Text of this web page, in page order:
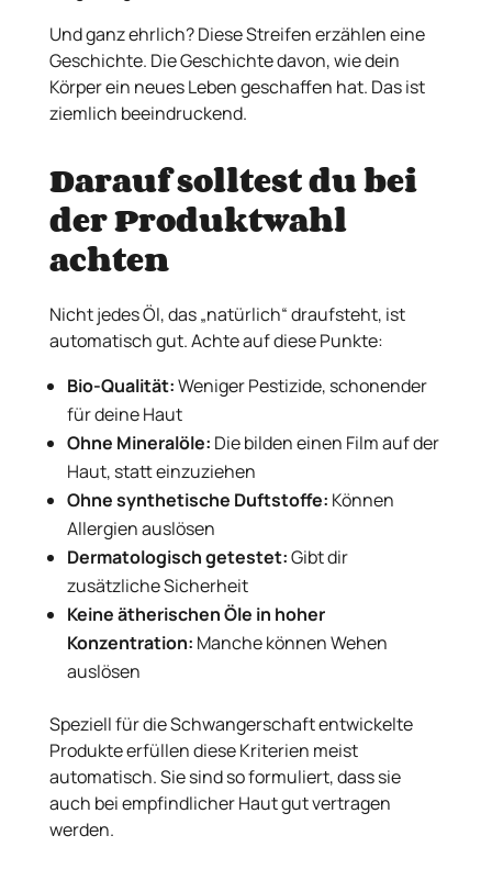
Und ganz ehrlich? Diese Streifen erzählen eine
Geschichte. Die Geschichte davon, wie dein
Körper ein neues Leben geschaffen hat. Das ist
ziemlich beeindruckend.
Darauf solltest du bei
der Produktwahl
achten
Nicht jedes Öl, das „natürlich“ draufsteht, ist
automatisch gut. Achte auf diese Punkte:
Bio-Qualität:Weniger Pestizide, schonender
für deine Haut
Ohne Mineralöle: Die bilden einen Film auf der
Haut, statt einzuziehen
Ohne synthetische Duftstoffe: Können
Allergien auslösen
Dermatologisch getestet:Gibt dir
zusätzliche Sicherheit
Keine ätherischen Öle in hoher
Konzentration: Manche können Wehen
auslösen
Speziell für die Schwangerschaft entwickelte
Produkte erfüllen diese Kriterien meist
automatisch. Sie sind so formuliert, dass sie
auch bei empfindlicher Haut gut vertragen
werden.